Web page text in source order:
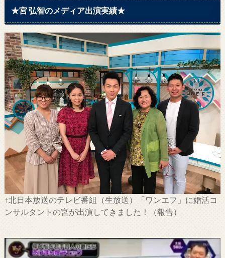
★宮 弘智のメディア出演実績★
↑北日本放送のテレビ番組（生放送）「ワンエフ」に婚活コ
ンサルタントの宮が出演してきました！（報告）